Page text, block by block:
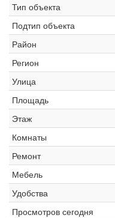
Тип объекта
Подтип объекта
Район
Регион
Улица
Площадь
Этаж
Комнаты
Ремонт
Мебель
Удобства
Просмотров сегодня